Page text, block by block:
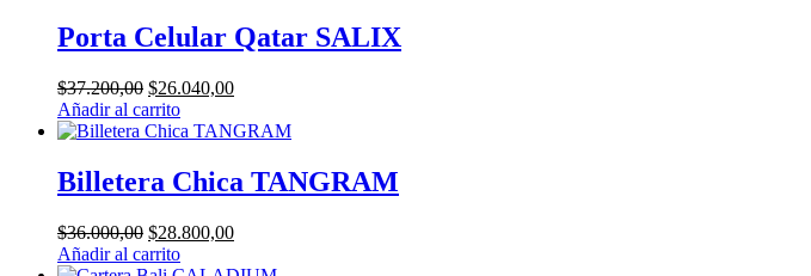
$40.300,00.$32.240,00.
Porta Celular Qatar SALIX
$37.200,00 El
precio
original
$37.200,00.
$26.040,00El
actual
$26.040,00.
Añadir al carrito
Billetera Chica TANGRAM
$36.000,00 El
precio
$28.800,00El
Añadir al carrito